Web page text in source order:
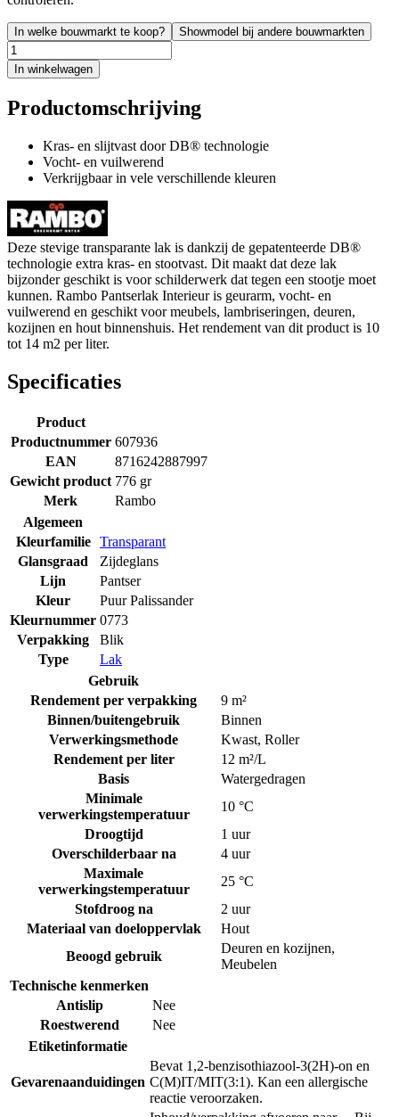
In welke bouwmarkt te koop? Showmodel bij andere bouwmarkten
In winkelwagen
Productomschrijving
Kras- en slijtvast door DB® technologie
Vocht- en vuilwerend
Verkrijgbaar in vele verschillende kleuren
Deze stevige transparante lak is dankzij de gepatenteerde DB®
technologie extra kras- en stootvast. Dit maakt dat deze lak
bijzonder geschikt is voor schilderwerk dat tegen een stootje moet
kunnen. Rambo Pantserlak Interieur is geurarm, vocht- en
vuilwerend en geschikt voor meubels, lambriseringen, deuren,
kozijnen en hout binnenshuis. Het rendement van dit product is 10
tot 14 m2 per liter.
Specificaties
Product
Productnummer 607936
EAN
8716242887997
Gewicht product 776 gr
Merk
Rambo
Algemeen
Kleurfamilie
Transparant
Glansgraad
Zijdeglans
Lijn
Pantser
Kleur
Puur Palissander
Kleurnummer 0773
Verpakking
Blik
Type
Lak
Gebruik
Rendement per verpakking
9 m²
Binnen/buitengebruik
Binnen
Verwerkingsmethode
Kwast, Roller
Rendement per liter
12 m²/L
Basis
Watergedragen
Minimale
verwerkingstemperatuur
10 °C
Droogtijd
1 uur
Overschilderbaar na
4 uur
Maximale
verwerkingstemperatuur
25 °C
Stofdroog na
2 uur
Materiaal van doeloppervlak
Hout
Beoogd gebruik
Deuren en kozijnen,
Meubelen
Technische kenmerken
Antislip
Nee
Roestwerend
Nee
Etiketinformatie
Gevarenaanduidingen
Bevat 1,2-benzisothiazool-3(2H)-on en
C(M)IT/MIT(3:1). Kan een allergische
reactie veroorzaken.